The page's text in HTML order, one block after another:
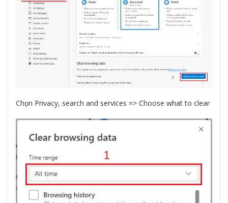
Chọn Privacy, search and services => Choose what to clear